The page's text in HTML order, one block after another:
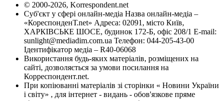
© 2000-2026, Korrespondent.net
Суб'єкт у сфері онлайн-медіа Назва онлайн-медіа –
«КореспонденТ.net» Адреса: 02091, місто Київ,
ХАРКІВСЬКЕ ШОСЕ, будинок 172-Б, офіс 208/1 E-mail:
sunlight@mediadim.com.ua Телефон: 044-205-43-00
Ідентифікатор медіа – R40-06068
Використання будь-яких матеріалів, розміщених на
сайті, дозволяється за умови посилання на
Корреспондент.net.
При копіюванні матеріалів зі сторінки « Новини України
і світу» , для інтернет - видань - обов'язкове пряме